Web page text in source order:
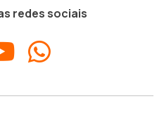
redes sociais